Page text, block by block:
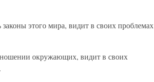
этого мира, видит в своих проблемах
окружающих, видит в своих